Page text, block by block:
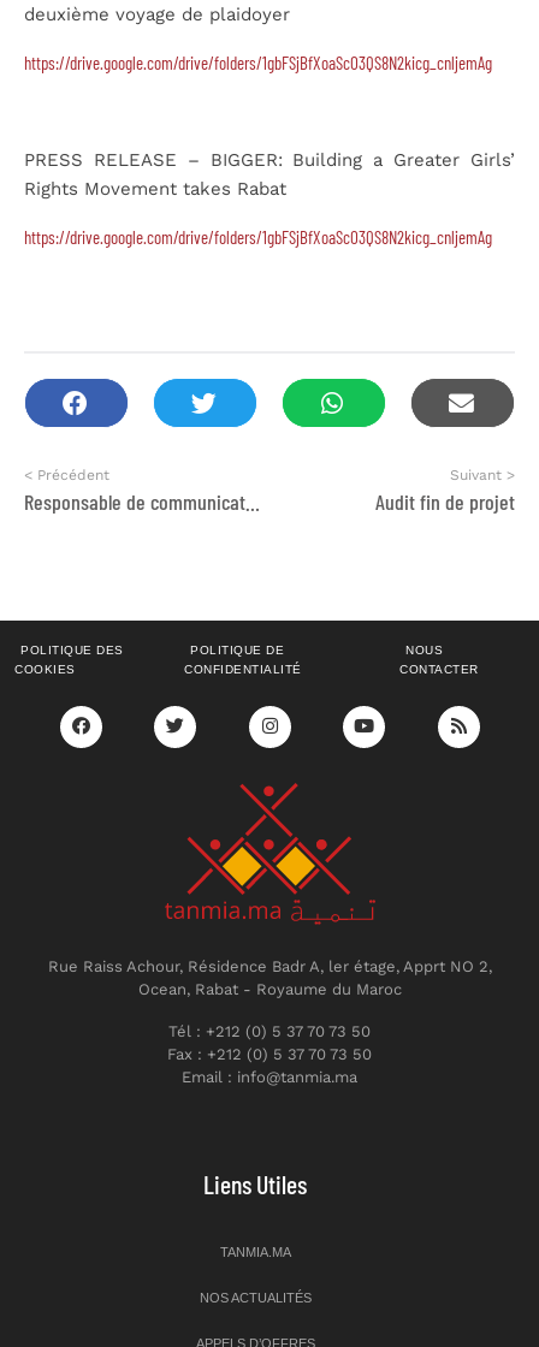
deuxième voyage de plaidoyer
https://drive.google.com/drive/folders/1gbFSjBfXoaScO3QS8N2kicg_cnljemAg
PRESS RELEASE – BIGGER: Building a Greater Girls’
Rights Movement takes Rabat
https://drive.google.com/drive/folders/1gbFSjBfXoaScO3QS8N2kicg_cnljemAg
< Précédent Suivant >
Audit fin de projet
POLITIQUE DES
COOKIES
POLITIQUE DE
CONFIDENTIALITÉ
NOUS
CONTACTER
Rue Raiss Achour, Résidence Badr A, ler étage, Apprt NO 2,
Ocean, Rabat - Royaume du Maroc
Tél : +212 (0) 5 37 70 73 50
Fax : +212 (0) 5 37 70 73 50
Email : info@tanmia.ma
Liens Utiles
TANMIA.MA
NOS ACTUALITÉS
APPELS D’OFFRES